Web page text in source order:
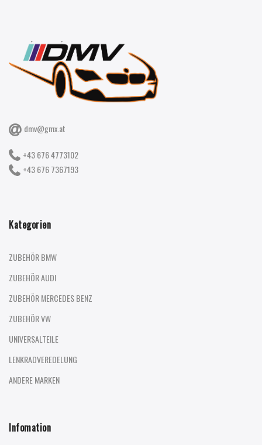
dmv@gmx.at
+43 676 4773102
+43 676 7367193
Kategorien
ZUBEHÖR BMW
ZUBEHÖR AUDI
ZUBEHÖR MERCEDES BENZ
ZUBEHÖR VW
UNIVERSALTEILE
LENKRADVEREDELUNG
ANDERE MARKEN
Infomation